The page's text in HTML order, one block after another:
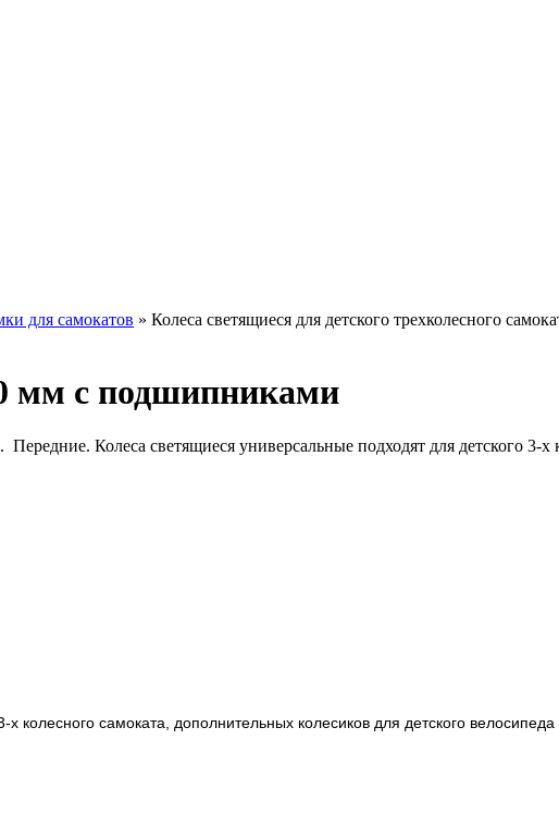
для самокатов » Колеса светящиеся для детского трехколесного
мм с подшипниками
Колеса светящиеся универсальные подходят для детского 3-х
колесного самоката, дополнительных колесиков для детского велосипеда